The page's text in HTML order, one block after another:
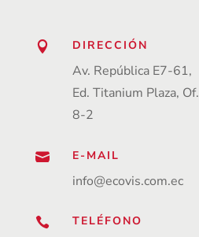
 DIRECCIÓN
Av. República E7-61,
Ed. Titanium Plaza, Of.
8-2
 E-MAIL
info@ecovis.com.ec

TELÉFONO